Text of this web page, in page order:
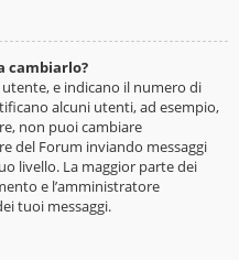
cambiarlo?
e indicano il numero di
alcuni utenti, ad esempio,
non puoi cambiare
del Forum inviando messaggi
livello. La maggior parte dei
e l’amministratore
tuoi messaggi.